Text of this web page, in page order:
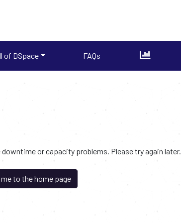
of DSpace FAQs
or capacity problems. Please try again later.
to the home page